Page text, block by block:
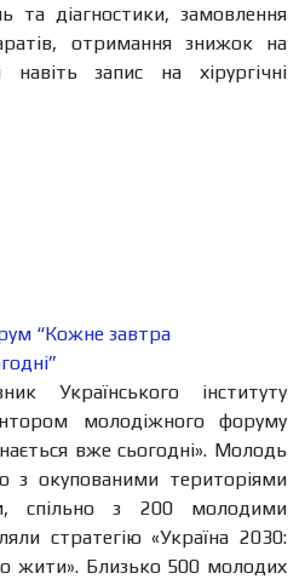
та діагностики, замовлення
отримання знижок на
навіть запис на хірургічні
“Кожне завтра
Українського інституту
молодіжного форуму
вже сьогодні». Молодь
з окупованими територіями
спільно з 200 молодими
стратегію «Україна 2030:
жити». Близько 500 молодих